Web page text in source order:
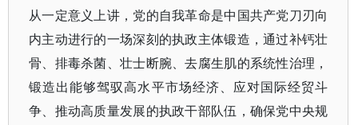
从一定意义上讲，党的自我革命是中国共产党刀刃向
内主动进行的一场深刻的执政主体锻造，通过补钙壮
骨、排毒杀菌、壮士断腕、去腐生肌的系统性治理，
锻造出能够驾驭高水平市场经济、应对国际经贸斗
争、推动高质量发展的执政干部队伍，确保党中央规